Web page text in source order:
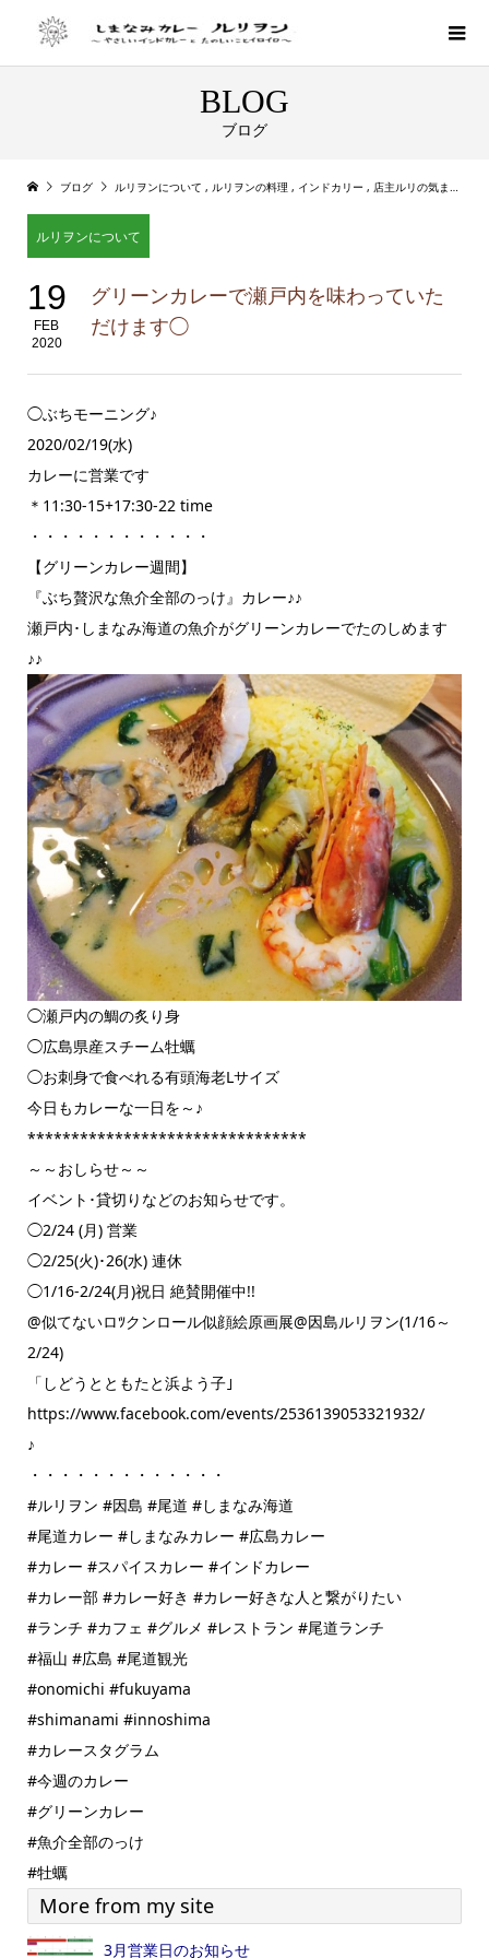
BLOG
ブログ
ブログ ルリヲンについて , ルリヲンの料理 , インドカリー , 店主ルリの気まぐれカレー
ルリヲンについて
19
FEB
2020
グリーンカレーで瀬戸内を味わっていた
だけます◯
◯ぶちモーニング♪
2020/02/19(水)
カレーに営業です
＊11:30-15+17:30-22 time
・・・・・・・・・・・・
【グリーンカレー週間】
『ぶち贅沢な魚介全部のっけ』カレー♪♪
瀬戸内･しまなみ海道の魚介がグリーンカレーでたのしめます
♪♪
◯瀬戸内の鯛の炙り身
◯広島県産スチーム牡蠣
◯お刺身で食べれる有頭海老Lサイズ
今日もカレーな一日を～♪
********************************
～～おしらせ～～
イベント･貸切りなどのお知らせです。
◯2/24 (月) 営業
◯2/25(火)･26(水) 連休
◯1/16-2/24(月)祝日 絶賛開催中!!
@似てないロﾂクンロール似顔絵原画展@因島ルリヲン(1/16～
2/24)
「しどうとともたと浜よう子｣
https://www.facebook.com/events/2536139053321932/
♪
・・・・・・・・・・・・・
#ルリヲン #因島 #尾道 #しまなみ海道
#尾道カレー #しまなみカレー #広島カレー
#カレー #スパイスカレー #インドカレー
#カレー部 #カレー好き #カレー好きな人と繋がりたい
#ランチ #カフェ #グルメ #レストラン #尾道ランチ
#福山 #広島 #尾道観光
#onomichi #fukuyama
#shimanami #innoshima
#カレースタグラム
#今週のカレー
#グリーンカレー
#魚介全部のっけ
#牡蠣
More from my site
3月営業日のお知らせ